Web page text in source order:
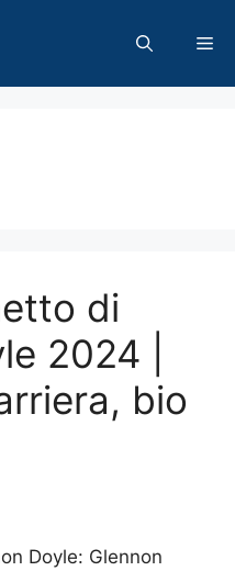
di
2024 |
bio
Doyle: Glennon